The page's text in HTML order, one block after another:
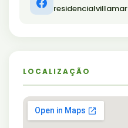
residencialvillamar
LOCALIZAÇÃO